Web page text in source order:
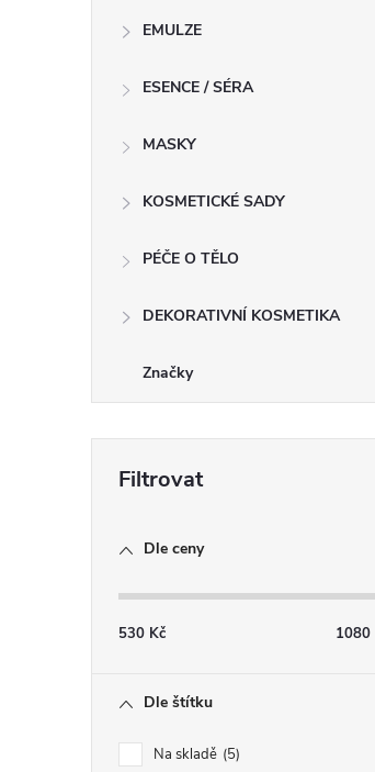
EMULZE
ESENCE / SÉRA
MASKY
KOSMETICKÉ SADY
PÉČE O TĚLO
DEKORATIVNÍ KOSMETIKA
Značky
Dle ceny
530 Kč 1080
Dle štítku
Na skladě 5